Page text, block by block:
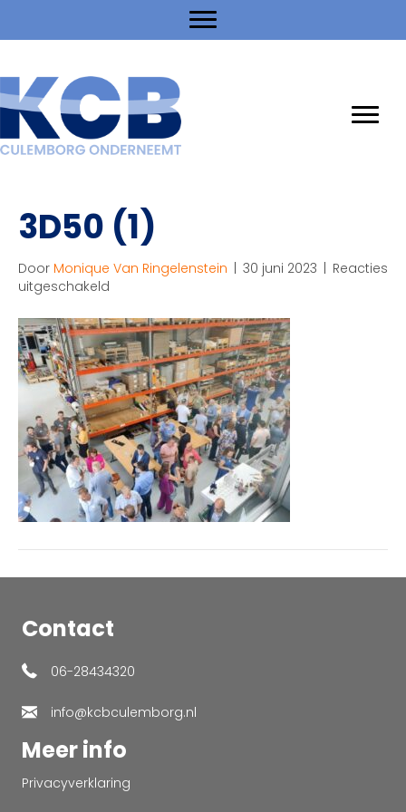
3D50 (1)
Door Monique Van Ringelenstein | 30 juni 2023 | Reacties
uitgeschakeld
(1)
Contact
06-28434320
info@kcbculemborg.nl
Meer info
Privacyverklaring